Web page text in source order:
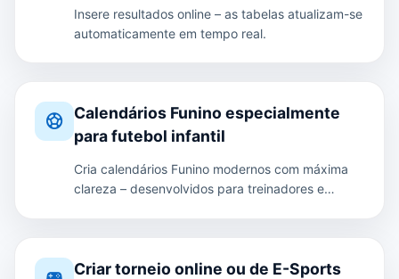
Insere resultados online – as tabelas atualizam-se
automaticamente em tempo real.
Calendários Funino especialmente
para futebol infantil
Cria calendários Funino modernos com máxima
clareza – desenvolvidos para treinadores e
Criar torneio online ou de E-Sports